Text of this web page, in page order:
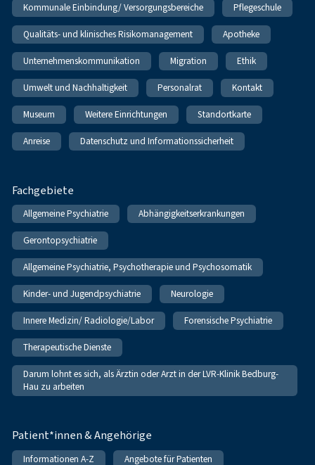
Kommunale Einbindung/ Versorgungsbereiche Pflegeschule
Qualitäts- und klinisches Risikomanagement Apotheke
Unternehmenskommunikation Migration Ethik
Umwelt und Nachhaltigkeit Personalrat Kontakt
Museum Weitere Einrichtungen Standortkarte
Anreise Datenschutz und Informationssicherheit
Fachgebiete
Allgemeine Psychiatrie Abhängigkeitserkrankungen
Gerontopsychiatrie
Allgemeine Psychiatrie, Psychotherapie und Psychosomatik
Kinder- und Jugendpsychiatrie Neurologie
Innere Medizin/ Radiologie/Labor Forensische Psychiatrie
Therapeutische Dienste
Darum lohnt es sich, als Ärztin oder Arzt in der LVR-Klinik Bedburg-
Hau zu arbeiten
Patient*innen & Angehörige
Informationen A-Z Angebote für Patienten